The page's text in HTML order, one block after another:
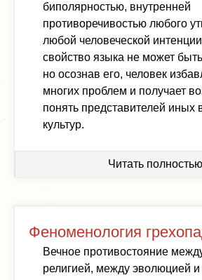
биполярностью, внутренней
противоречивостью любого
любой человеческой
свойство языка не может
но осознав его, человек
многих проблем и получает
понять представителей иных
культур.
Читать полностью
Феноменология
Вечное противостояние
религией, между эволюцией и